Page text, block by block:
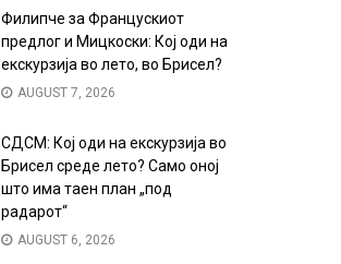
Филипче за Францускиот
предлог и Мицкоски: Кој оди на
екскурзија во лето, во Брисел?
AUGUST 7, 2026
СДСМ: Кој оди на екскурзија во
Брисел среде лето? Само оној
што има таен план „под
радарот“
AUGUST 6, 2026